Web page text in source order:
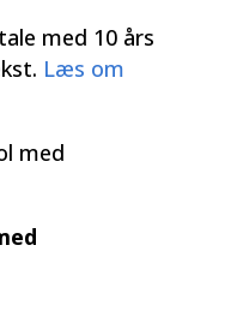
med 10 års
Læs om
med